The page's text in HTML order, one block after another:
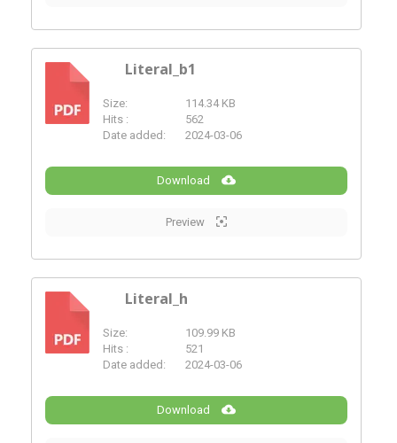
PDF
Literal_b1
Size:
114.34 KB
Hits :
562
Date added:
2024-03-06
Download
Preview
PDF
Literal_h
Size:
109.99 KB
Hits :
521
Date added:
2024-03-06
Download